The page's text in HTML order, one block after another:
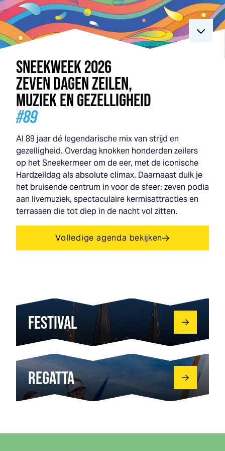
Al 89 jaar dé legendarische mix van strijd en
gezelligheid. Overdag knokken honderden zeilers
op het Sneekermeer om de eer, met de iconische
Hardzeildag als absolute climax. Daarnaast duik je
het bruisende centrum in voor de sfeer: zeven podia
aan livemuziek, spectaculaire kermisattracties en
terrassen die tot diep in de nacht vol zitten.
Volledige agenda bekijken
SNEEKWEEK2026
ZEVEN DAGEN ZEILEN,
MUZIEK EN GEZELLIGHEID
#89
FESTIVAL
REGATTA